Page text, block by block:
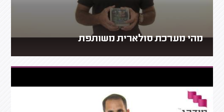
מהי מערכת סולארית משותפת